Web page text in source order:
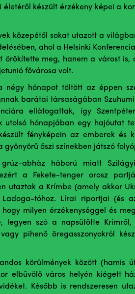
életéről készült érzékeny képei a
közepétől sokat utazott a
ahol a Helsinki
örökítette meg, hanem a várost is,
fővárosa volt.
négy hónapot töltött az éppen
barátai társaságában
ellátogattak, így
utolsó hónapjában egy hajóutat
fényképein az emberek és
gyönyörű őszi színekben játszó
abház háború miatt
a Fekete-tenger orosz
utaztak a Krímbe (amely akkor
Ladoga-tóhoz. Lírai riportjai (és
hogy milyen érzékenységgel és
legyen szó a napsütötte
vagy pihenő öregasszonyokról
körülmények között (hamis
elbűvölő város helyén kiégett
Később is rendszeresen